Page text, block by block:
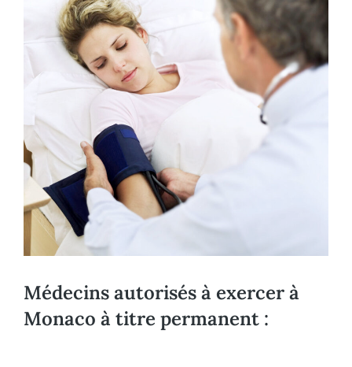
Médecins autorisés à exercer à
Monaco à titre permanent :